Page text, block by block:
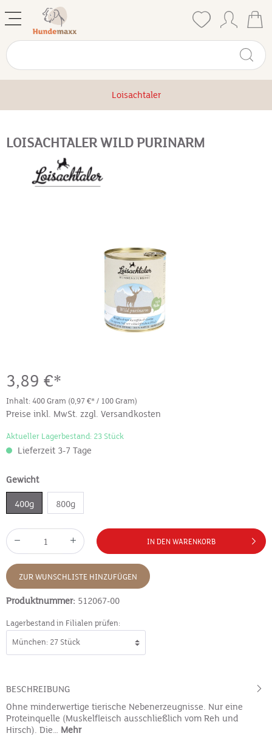
Loisachtaler
LOISACHTALER WILD PURINARM
3,89 €*
Inhalt: 400 Gram (0,97 €* / 100 Gram)
Preise inkl. MwSt. zzgl. Versandkosten
Aktueller Lagerbestand: 23 Stück
Lieferzeit 3-7 Tage
Gewicht
400g 800g
IN DEN WARENKORB
ZUR WUNSCHLISTE HINZUFÜGEN
Produktnummer: 512067-00
Lagerbestand in Filialen prüfen:
BESCHREIBUNG
Ohne minderwertige tierische Nebenerzeugnisse. Nur eine
Proteinquelle (Muskelfleisch ausschließlich vom Reh und
Hirsch). Die… Mehr